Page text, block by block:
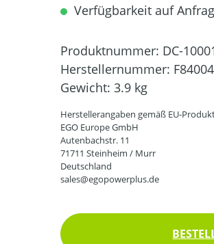
Verfügbarkeit auf
Produktnummer: DC-
Herstellernummer:
Gewicht: 3.9 kg
Herstellerangaben gemäß EU-
EGO Europe GmbH
Autenbachstr. 11
71711 Steinheim / Murr
Deutschland
sales@egopowerplus.de